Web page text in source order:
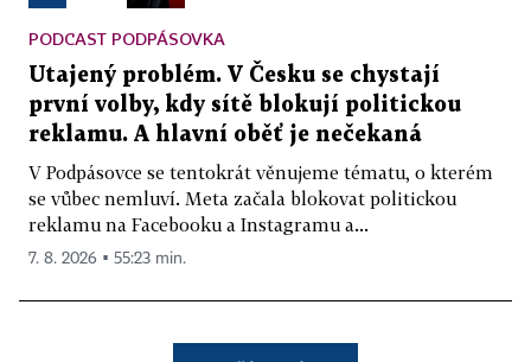
PODCAST PODPÁSOVKA
Utajený problém. V Česku se chystají
první volby, kdy sítě blokují politickou
reklamu. A hlavní oběť je nečekaná
V Podpásovce se tentokrát věnujeme tématu, o kterém
se vůbec nemluví. Meta začala blokovat politickou
reklamu na Facebooku a Instagramu a...
7. 8. 2026 ▪ 55:23 min.